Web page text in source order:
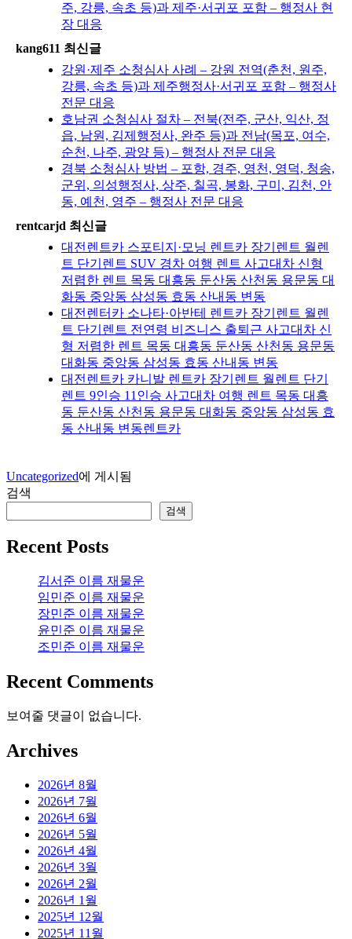
주, 강릉, 속초 등)과 제주·서귀포 포함 – 행정사 현
장 대응
kang611 최신글
강원·제주 소청심사 사례 – 강원 전역(춘천, 원주,
강릉, 속초 등)과 제주행정사·서귀포 포함 – 행정사
전문 대응
호남권 소청심사 절차 – 전북(전주, 군산, 익산, 정
읍, 남원, 김제행정사, 완주 등)과 전남(목포, 여수,
순천, 나주, 광양 등) – 행정사 전문 대응
경북 소청심사 방법 – 포항, 경주, 영천, 영덕, 청송,
군위, 의성행정사, 상주, 칠곡, 봉화, 구미, 김천, 안
동, 예천, 영주 – 행정사 전문 대응
rentcarjd 최신글
대전렌트카 스포티지·모닝 렌트카 장기렌트 월렌
트 단기렌트 SUV 경차 여행 렌트 사고대차 신형
저렴한 렌트 목동 대흥동 둔산동 산천동 용문동 대
화동 중앙동 삼성동 효동 산내동 변동
대전렌터카 소나타·아반테 렌트카 장기렌트 월렌
트 단기렌트 전연령 비즈니스 출퇴근 사고대차 신
형 저렴한 렌트 목동 대흥동 둔산동 산천동 용문동
대화동 중앙동 삼성동 효동 산내동 변동
대전렌트카 카니발 렌트카 장기렌트 월렌트 단기
렌트 9인승 11인승 사고대차 여행 렌트 목동 대흥
동 둔산동 산천동 용문동 대화동 중앙동 삼성동 효
동 산내동 변동렌트카
Uncategorized에 게시됨
검색
검색
Recent Posts
김서준 이름 재물운
임민준 이름 재물운
장민준 이름 재물운
윤민준 이름 재물운
조민준 이름 재물운
Recent Comments
보여줄 댓글이 없습니다.
Archives
2026년 8월
2026년 7월
2026년 6월
2026년 5월
2026년 4월
2026년 3월
2026년 2월
2026년 1월
2025년 12월
2025년 11월